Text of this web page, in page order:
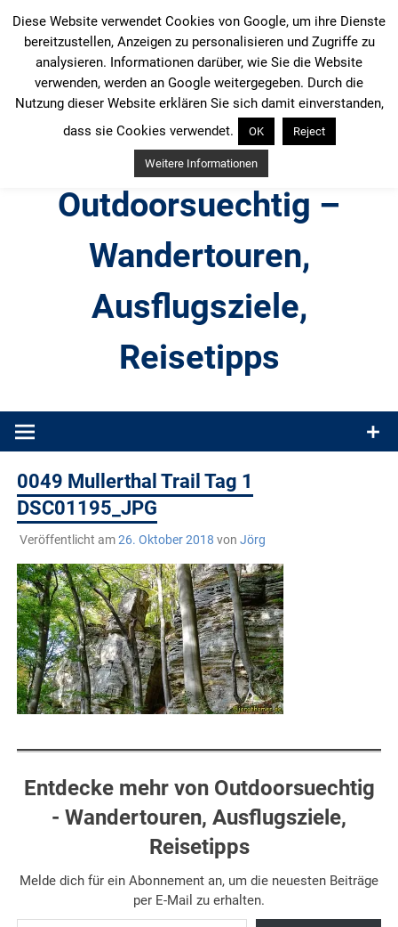
Inhalt
springen
Outdoorsuechtig –
Wandertouren,
Ausflugsziele,
Reisetipps
Produkttests und Buchrezensionen. Ein Blog für alle, die gern
0049 Mullerthal Trail Tag 1
DSC01195_JPG
Veröffentlicht am26. Oktober 2018 von Jörg
Entdecke mehr von Outdoorsuechtig
- Wandertouren, Ausflugsziele,
Reisetipps
Melde dich für ein Abonnement an, um die neuesten Beiträge
per E-Mail zu erhalten.
Gib deine E-Mail-Adresse ein ...
Diese Website verwendet Cookies von Google, um ihre Dienste
bereitzustellen, Anzeigen zu personalisieren und Zugriffe zu
analysieren. Informationen darüber, wie Sie die Website
verwenden, werden an Google weitergegeben. Durch die
Nutzung dieser Website erklären Sie sich damit einverstanden,
dass sie Cookies verwendet.
OK Reject
Weitere Informationen